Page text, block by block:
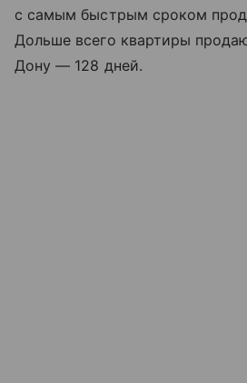
с самым быстрым сроком
Дольше всего квартиры
Дону — 128 дней.